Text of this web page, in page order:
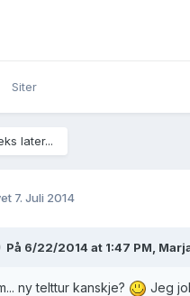
Siter
later...
7. Juli 2014
På 6/22/2014 at 1:47 PM,
ny telttur kanskje?
Jeg